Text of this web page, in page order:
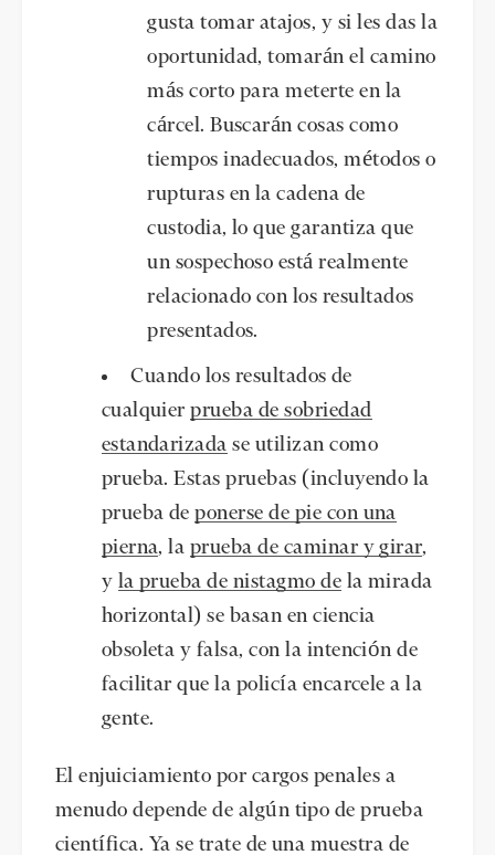
gusta tomar atajos, y si les das la
oportunidad, tomarán el camino
más corto para meterte en la
cárcel. Buscarán cosas como
tiempos inadecuados, métodos o
rupturas en la cadena de
custodia, lo que garantiza que
un sospechoso está realmente
relacionado con los resultados
presentados.
Cuando los resultados de
cualquierprueba de sobriedad
estandarizada se utilizan como
prueba. Estas pruebas (incluyendo la
prueba deponerse de pie con una
pierna, la prueba de caminar y girar,
y la prueba de nistagmo de la mirada
horizontal) se basan en ciencia
obsoleta y falsa, con la intención de
facilitar que la policía encarcele a la
gente.
El enjuiciamiento por cargos penales a
menudo depende de algún tipo de prueba
científica. Ya se trate de una muestra de